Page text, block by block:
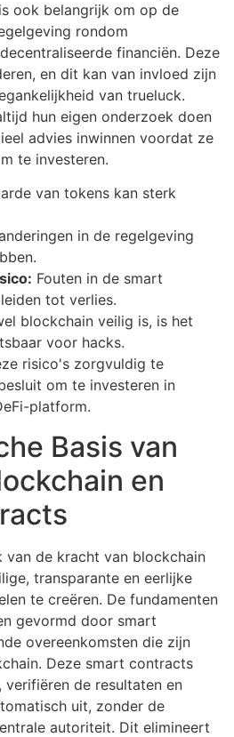
ook belangrijk om op de
rondom
financiën. Deze
en dit kan van invloed zijn
van trueluck.
hun eigen onderzoek doen
advies inwinnen voordat ze
te investeren.
van tokens kan sterk
in de regelgeving
Fouten in de smart
tot verlies.
blockchain veilig is, is het
voor hacks.
risico's zorgvuldig te
om te investeren in
platform.
Basis van
en
van de kracht van blockchain
transparante en eerlijke
te creëren. De fundamenten
gevormd door smart
overeenkomsten die zijn
Deze smart contracts
verifiëren de resultaten en
uit, zonder de
autoriteit. Dit elimineert